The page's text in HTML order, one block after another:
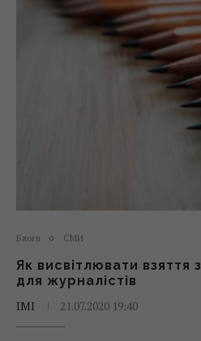
Блоги СМИ
Як висвітлювати взяття
для журналістів
ІМІ
21.07.2020 19:40